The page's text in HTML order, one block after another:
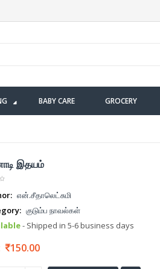
BABY CARE GROCERY
இதயம்
என்.சீதாலெட்சுமி
குடும்ப நாவல்கள்
- Shipped in 5-6 business days
150.00